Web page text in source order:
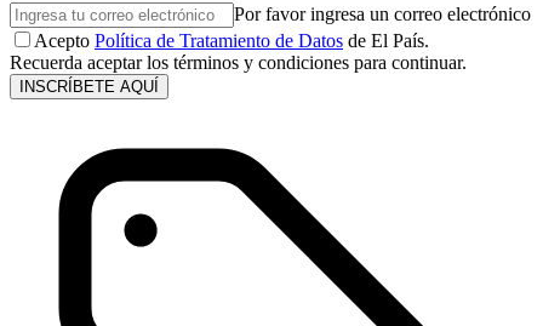
Por favor ingresa un correo electrónico
Acepto Política de Tratamiento de Datos de El País.
Recuerda aceptar los términos y condiciones para continuar.
INSCRÍBETE AQUÍ